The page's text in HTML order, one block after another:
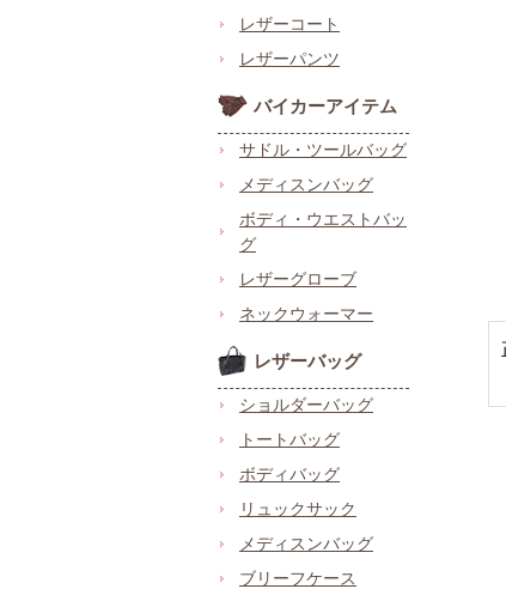
レザーコート
レザーパンツ
バイカーアイテム
サドル・ツールバッグ
メディスンバッグ
ボディ・ウエストバッ
グ
レザーグローブ
ネックウォーマー
レザーバッグ
ショルダーバッグ
トートバッグ
ボディバッグ
リュックサック
メディスンバッグ
ブリーフケース